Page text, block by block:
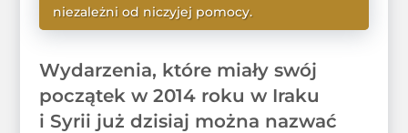
niezależni od niczyjej pomocy.
WIĘCEJ
Wydarzenia, które miały swój
początek w 2014 roku w Iraku
i Syrii już dzisiaj można nazwać